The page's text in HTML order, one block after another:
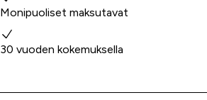
Monipuoliset maksutavat
30 vuoden kokemuksella